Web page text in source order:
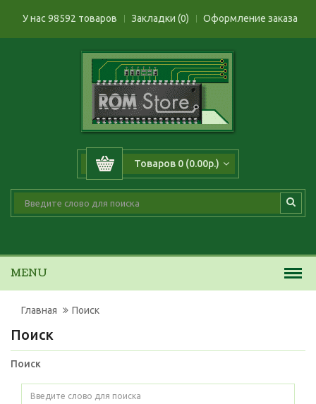
У нас 98592 товаров Закладки (0) Оформление заказа
Товаров 0 (0.00р.)
MENU
Поиск
Главная Поиск
Поиск